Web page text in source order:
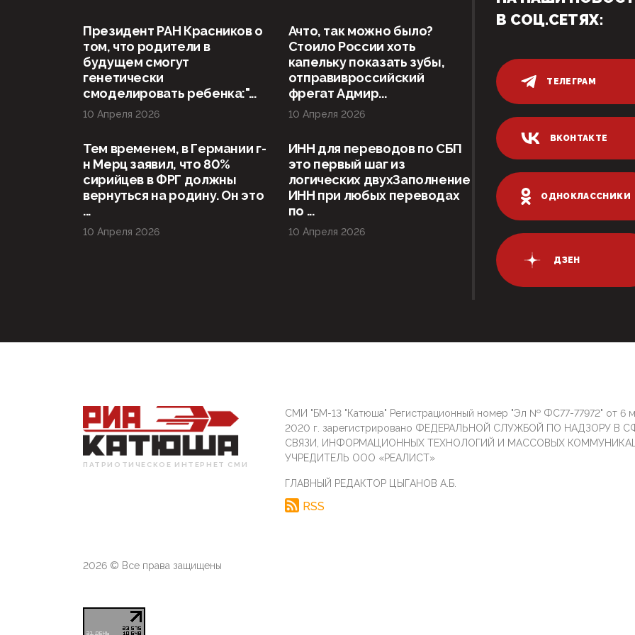
Президент РАН Красников о
том, что родители в
будущем смогут
генетически
смоделировать ребенка:"...
10 Апреля 2026
Ачто, так можно было?
Стоило России хоть
капельку показать зубы,
отправивроссийский
фрегат Адмир...
10 Апреля 2026
Тем временем, в Германии г-
н Мерц заявил, что 80%
сирийцев в ФРГ должны
вернуться на родину. Он это
...
10 Апреля 2026
ИНН для переводов по СБП
это первый шаг из
логических двухЗаполнение
ИНН при любых переводах
по ...
10 Апреля 2026
В СОЦ.СЕТЯХ:
ТЕЛЕГРАМ
ВКОНТАКТЕ
ОДНОКЛАССНИКИ
ДЗЕН
ПАТРИОТИЧЕСКОЕ ИНТЕРНЕТ СМИ
СМИ "БМ-13 "Катюша" Регистрационный номер "Эл № ФС77-77972" от 6
2020 г. зарегистрировано ФЕДЕРАЛЬНОЙ СЛУЖБОЙ ПО НАДЗОРУ В
СВЯЗИ, ИНФОРМАЦИОННЫХ ТЕХНОЛОГИЙ И МАССОВЫХ
УЧРЕДИТЕЛЬ ООО «РЕАЛИСТ»
ГЛАВНЫЙ РЕДАКТОР ЦЫГАНОВ А.Б.
RSS
2026 © Все права защищены